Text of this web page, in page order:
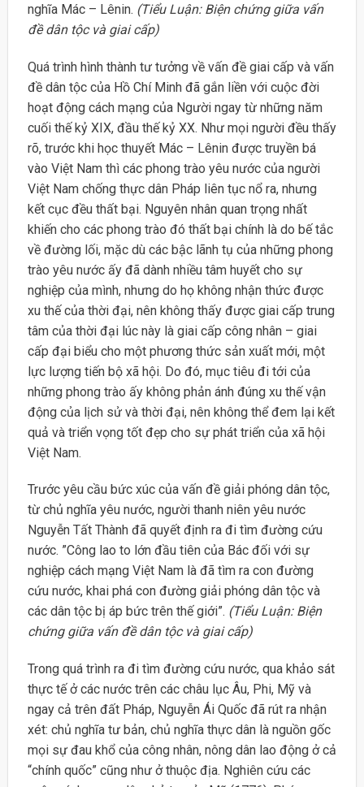
nghĩa Mác – Lênin. (Tiểu Luận: Biện chứng giữa vấn
đề dân tộc và giai cấp)
Quá trình hình thành tư tưởng về vấn đề giai cấp và vấn
đề dân tộc của Hồ Chí Minh đã gắn liền với cuộc đời
hoạt động cách mạng của Người ngay từ những năm
cuối thế kỷ XIX, đầu thế kỷ XX. Như mọi người đều thấy
rõ, trước khi học thuyết Mác – Lênin được truyền bá
vào Việt Nam thì các phong trào yêu nước của người
Việt Nam chống thực dân Pháp liên tục nổ ra, nhưng
kết cục đều thất bại. Nguyên nhân quan trọng nhất
khiến cho các phong trào đó thất bại chính là do bế tắc
về đường lối, mặc dù các bậc lãnh tụ của những phong
trào yêu nước ấy đã dành nhiều tâm huyết cho sự
nghiệp của mình, nhưng do họ không nhận thức được
xu thế của thời đại, nên không thấy được giai cấp trung
tâm của thời đại lúc này là giai cấp công nhân – giai
cấp đại biểu cho một phương thức sản xuất mới, một
lực lượng tiến bộ xã hội. Do đó, mục tiêu đi tới của
những phong trào ấy không phản ánh đúng xu thế vận
động của lịch sử và thời đại, nên không thể đem lại kết
quả và triển vọng tốt đẹp cho sự phát triển của xã hội
Việt Nam.
Trước yêu cầu bức xúc của vấn đề giải phóng dân tộc,
từ chủ nghĩa yêu nước, người thanh niên yêu nước
Nguyễn Tất Thành đã quyết định ra đi tìm đường cứu
nước. ”Công lao to lớn đầu tiên của Bác đối với sự
nghiệp cách mạng Việt Nam là đã tìm ra con đường
cứu nước, khai phá con đường giải phóng dân tộc và
các dân tộc bị áp bức trên thế giới”. (Tiểu Luận: Biện
chứng giữa vấn đề dân tộc và giai cấp)
Trong quá trình ra đi tìm đường cứu nước, qua khảo sát
thực tế ở các nước trên các châu lục Âu, Phi, Mỹ và
ngay cả trên đất Pháp, Nguyễn Ái Quốc đã rút ra nhận
xét: chủ nghĩa tư bản, chủ nghĩa thực dân là nguồn gốc
mọi sự đau khổ của công nhân, nông dân lao động ở cả
“chính quốc” cũng như ở thuộc địa. Nghiên cứu các